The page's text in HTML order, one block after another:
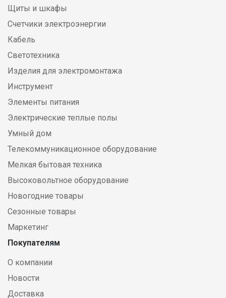
Щиты и шкафы
Счетчики электроэнергии
Кабель
Светотехника
Изделия для электромонтажа
Инструмент
Элементы питания
Электрические теплые полы
Умный дом
Телекоммуникационное оборудование
Мелкая бытовая техника
Высоковольтное оборудование
Новогодние товары
Сезонные товары
Маркетинг
Покупателям
О компании
Новости
Доставка